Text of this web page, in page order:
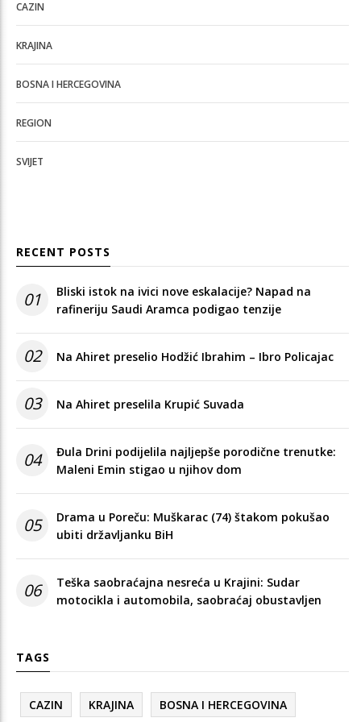
CAZIN
KRAJINA
BOSNA I HERCEGOVINA
REGION
SVIJET
RECENT POSTS
01
Bliski istok na ivici nove eskalacije? Napad na
rafineriju Saudi Aramca podigao tenzije
02 Na Ahiret preselio Hodžić Ibrahim – Ibro Policajac
03 Na Ahiret preselila Krupić Suvada
04
Đula Drini podijelila najljepše porodične trenutke:
Maleni Emin stigao u njihov dom
05
Drama u Poreču: Muškarac (74) štakom pokušao
ubiti državljanku BiH
06
Teška saobraćajna nesreća u Krajini: Sudar
motocikla i automobila, saobraćaj obustavljen
TAGS
CAZIN KRAJINA BOSNA I HERCEGOVINA